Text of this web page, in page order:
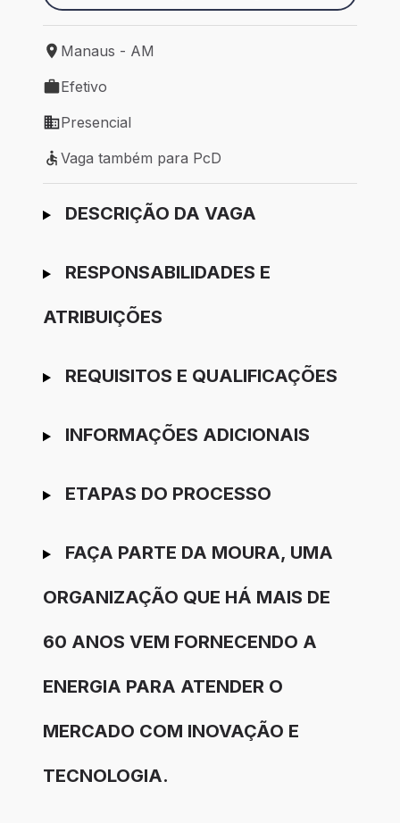
Local de trabalho: Manaus - AM
Manaus - AM
Tipo de vaga: Efetivo
Efetivo
Modelo de trabalho: Presencial
Presencial
Vaga também para PcD
Vaga também para PcD
Ir para candidatura
DESCRIÇÃO DA VAGA
RESPONSABILIDADES E
ATRIBUIÇÕES
REQUISITOS E QUALIFICAÇÕES
INFORMAÇÕES ADICIONAIS
ETAPAS DO PROCESSO
FAÇA PARTE DA MOURA, UMA
ORGANIZAÇÃO QUE HÁ MAIS DE
60 ANOS VEM FORNECENDO A
ENERGIA PARA ATENDER O
MERCADO COM INOVAÇÃO E
TECNOLOGIA.